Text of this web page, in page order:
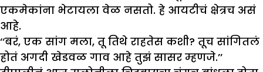
एकमेकांना भेटायला वेळ नसतो. हे आयटीचं क्षेत्रच असं
आहे.
‘‘बरं, एक सांग मला, तू तिथे राहतेस कशी? तूच सांगितलं
होतं अगदी खेडवळ गाव आहे तुझं सासर म्हणजे.’’